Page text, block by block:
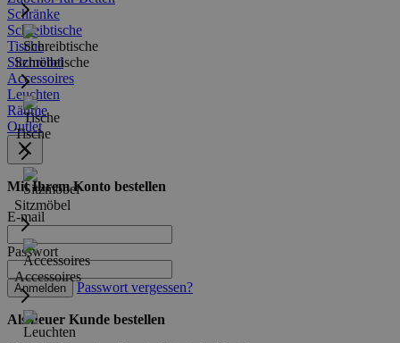
Schreibtische
Tische
Sitzmöbel
Accessoires
Schränke
Schreibtische
Tische
Sitzmöbel
Accessoires
Leuchten
Räume
Outlet
Mit Ihrem Konto bestellen
E-mail
Passwort
Anmelden Passwort vergessen?
Als neuer Kunde bestellen